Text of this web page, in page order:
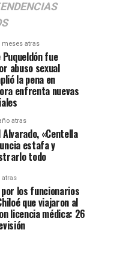
meses atras
Puqueldón fue
abuso sexual
la pena en
enfrenta nuevas
atras
«Centella
estafa y
todo
atras
por los funcionarios
que viajaron al
licencia médica: 26